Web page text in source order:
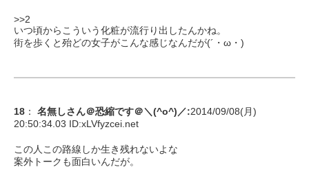
>>2
いつ頃からこういう化粧が流行り出したんかね。
街を歩くと殆どの女子がこんな感じなんだが(´・ω・)
18 ： 名無しさん＠恐縮です＠＼(^o^)／:2014/09/08(月)
20:50:34.03 ID:xLVfyzcei.net
この人この路線しか生き残れないよな
案外トークも面白いんだが。